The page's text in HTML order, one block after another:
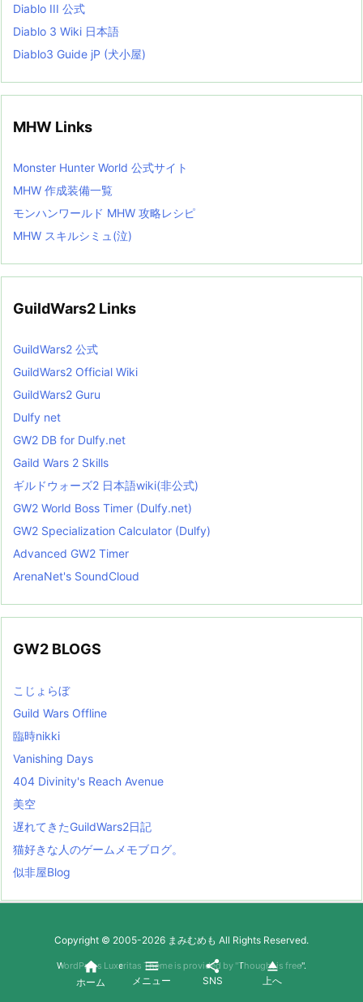
Diablo III 公式
Diablo 3 Wiki 日本語
Diablo3 Guide jP (犬小屋)
MHW Links
Monster Hunter World 公式サイト
MHW 作成装備一覧
モンハンワールド MHW 攻略レシピ
MHW スキルシミュ(泣)
GuildWars2 Links
GuildWars2 公式
GuildWars2 Official Wiki
GuildWars2 Guru
Dulfy net
GW2 DB for Dulfy.net
Gaild Wars 2 Skills
ギルドウォーズ2 日本語wiki(非公式)
GW2 World Boss Timer (Dulfy.net)
GW2 Specialization Calculator (Dulfy)
Advanced GW2 Timer
ArenaNet's SoundCloud
GW2 BLOGS
こじょらぼ
Guild Wars Offline
臨時nikki
Vanishing Days
404 Divinity's Reach Avenue
美空
遅れてきたGuildWars2日記
猫好きな人のゲームメモブログ。
似非屋Blog
Copyright © 2005-2026 まみむめも All Rights Reserved.
WordPress Luxeritas Theme is provided by "Thought is free".

ホーム

メニュー

SNS

上へ